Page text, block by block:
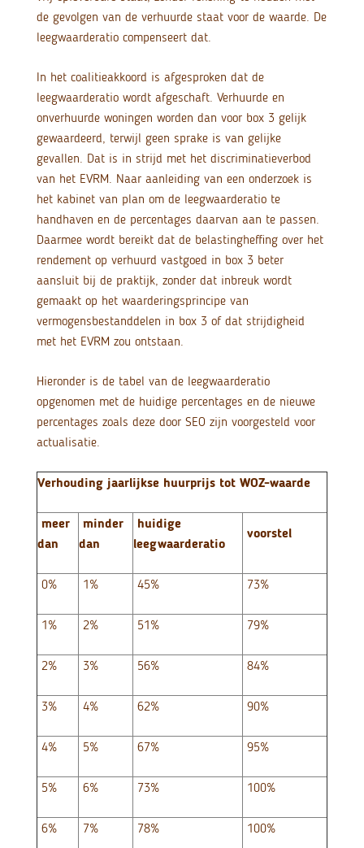
de gevolgen van de verhuurde staat voor de waarde. De
leegwaarderatio compenseert dat.
In het coalitieakkoord is afgesproken dat de
leegwaarderatio wordt afgeschaft. Verhuurde en
onverhuurde woningen worden dan voor box 3 gelijk
gewaardeerd, terwijl geen sprake is van gelijke
gevallen. Dat is in strijd met het discriminatieverbod
van het EVRM. Naar aanleiding van een onderzoek is
het kabinet van plan om de leegwaarderatio te
handhaven en de percentages daarvan aan te passen.
Daarmee wordt bereikt dat de belastingheffing over het
rendement op verhuurd vastgoed in box 3 beter
aansluit bij de praktijk, zonder dat inbreuk wordt
gemaakt op het waarderingsprincipe van
vermogensbestanddelen in box 3 of dat strijdigheid
met het EVRM zou ontstaan.
Hieronder is de tabel van de leegwaarderatio
opgenomen met de huidige percentages en de nieuwe
percentages zoals deze door SEO zijn voorgesteld voor
actualisatie.
Verhouding jaarlijkse huurprijs tot WOZ-waarde
meer
dan
minder
dan
huidige
leegwaarderatio
voorstel
0% 1% 45% 73%
1% 2% 51% 79%
2% 3% 56% 84%
3% 4% 62% 90%
4% 5% 67% 95%
5% 6% 73% 100%
6% 7% 78% 100%